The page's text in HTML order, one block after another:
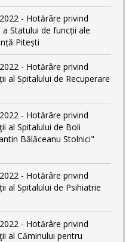
- Hotărâre privind
Statului de funcții ale
Pitești
- Hotărâre privind
al Spitalului de Recuperare
- Hotărâre privind
al Spitalului de Boli
Bălăceanu Stolnici"
- Hotărâre privind
al Spitalului de Psihiatrie
- Hotărâre privind
al Căminului pentru